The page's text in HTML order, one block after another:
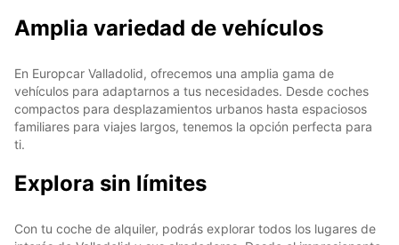
Amplia variedad de vehículos
En Europcar Valladolid, ofrecemos una amplia gama de
vehículos para adaptarnos a tus necesidades. Desde coches
compactos para desplazamientos urbanos hasta espaciosos
familiares para viajes largos, tenemos la opción perfecta para
ti.
Explora sin límites
Con tu coche de alquiler, podrás explorar todos los lugares de